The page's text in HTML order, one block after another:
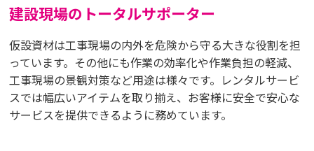
建設現場のトータルサポーター
仮設資材は工事現場の内外を危険から守る大きな役割を担
っています。その他にも作業の効率化や作業負担の軽減、
工事現場の景観対策など用途は様々です。レンタルサービ
スでは幅広いアイテムを取り揃え、お客様に安全で安心な
サービスを提供できるように務めています。